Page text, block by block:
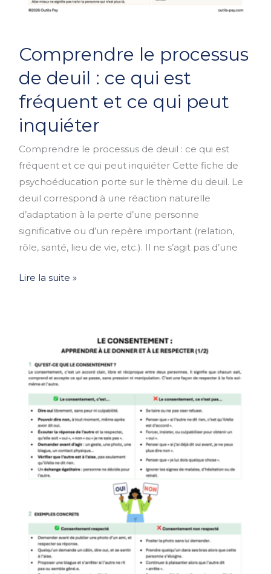
Comprendre le processus
de deuil : ce qui est
fréquent et ce qui peut
inquiéter
Comprendre le processus de deuil : ce qui est
fréquent et ce qui peut inquiéter Cette fiche de
psychoéducation porte sur le thème du deuil. Le
deuil correspond à une réaction naturelle
d’adaptation à la perte d’une personne
significative ou d’un repère important (relation,
rôle, santé, lieu de vie, etc.). Il ne s’agit pas d’une
le
processus
de
deuil
ce
qui
est
fréquent
et
ce
qui
peut
Lire la suite »